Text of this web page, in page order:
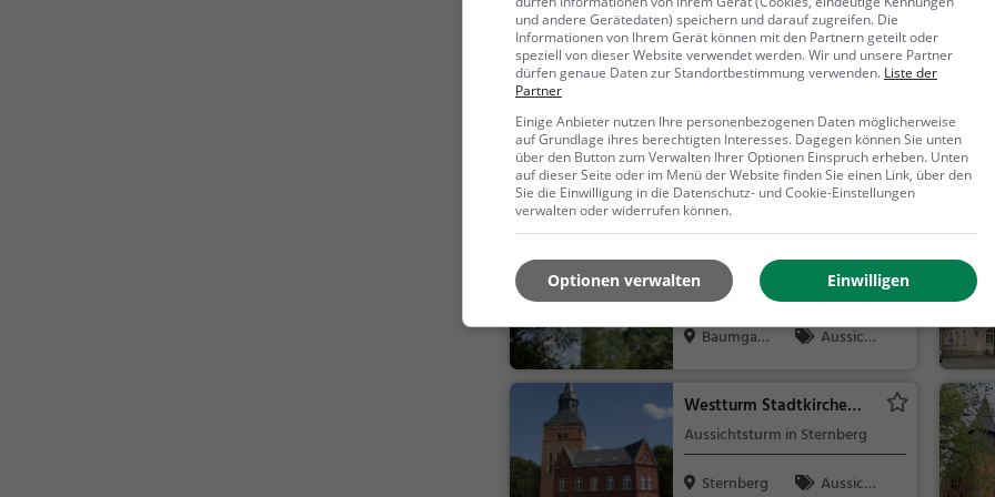
Aktivitäten in der Nähe vonHotel Am
Kloster Tempzin
Kloster in Kloster Tempzin
Kloster Te
mpzin
Familie &
nswürdigkeit
Fernsehturm Schlemmin
Aussichtsturm in Baumgarten
Baumgart
Aussicht
Natur
Westturm Stadtkirche
Sternberg
Aussichtsturm in Sternberg
Sternberg
Aussicht
und andere Gerätedaten) speichern und darauf zugreifen. Die
Informationen von Ihrem Gerät können mit den Partnern geteilt oder
speziell von dieser Website verwendet werden. Wir und unsere Partner
dürfen genaue Daten zur Standortbestimmung verwenden. Liste der
Partner
Einige Anbieter nutzen Ihre personenbezogenen Daten möglicherweise
auf Grundlage ihres berechtigten Interesses. Dagegen können Sie unten
über den Button zum Verwalten Ihrer Optionen Einspruch erheben. Unten
auf dieser Seite oder im Menü der Website finden Sie einen Link, über den
Sie die Einwilligung in die Datenschutz- und Cookie-Einstellungen
verwalten oder widerrufen können.
Einwilligen
Optionen verwalten